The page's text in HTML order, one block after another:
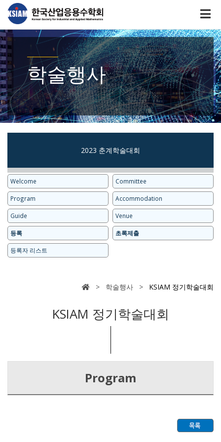
학술행사
2023 춘계학술대회
Welcome Committee
Program Accommodation
Guide Venue
등록 초록제출
등록자 리스트
> 학술행사 > KSIAM 정기학술대회
KSIAM 정기학술대회
Program